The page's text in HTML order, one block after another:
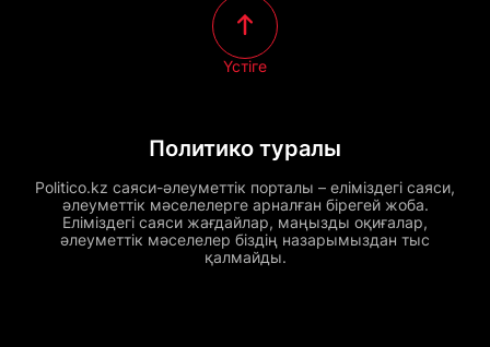
Политико туралы
Politico.kz саяси-әлеуметтік порталы – еліміздегі саяси,
әлеуметтік мәселелерге арналған бірегей жоба.
Еліміздегі саяси жағдайлар, маңызды оқиғалар,
әлеуметтік мәселелер біздің назарымыздан тыс
қалмайды.
Үстіге